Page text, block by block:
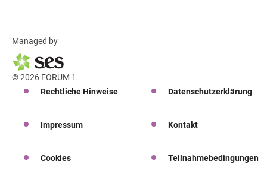
Managed by
© 2026 FORUM 1
Rechtliche Hinweise
Datenschutzerklärung
Impressum Kontakt
Cookies Teilnahmebedingungen